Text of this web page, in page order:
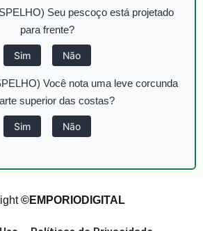
Seu pescoço está projetado
para frente?
Sim Não
Você nota uma leve corcunda
superior das costas?
Sim Não
©EMPORIODIGITAL